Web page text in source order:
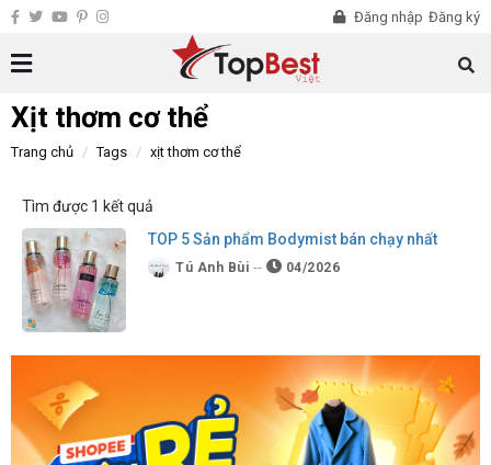
Đăng nhập Đăng ký
Xịt thơm cơ thể
Trang chủ Tags xịt thơm cơ thể
Tìm được 1 kết quả
TOP 5 Sản phẩm Bodymist bán chạy nhất
Tú Anh Bùi 04/2026